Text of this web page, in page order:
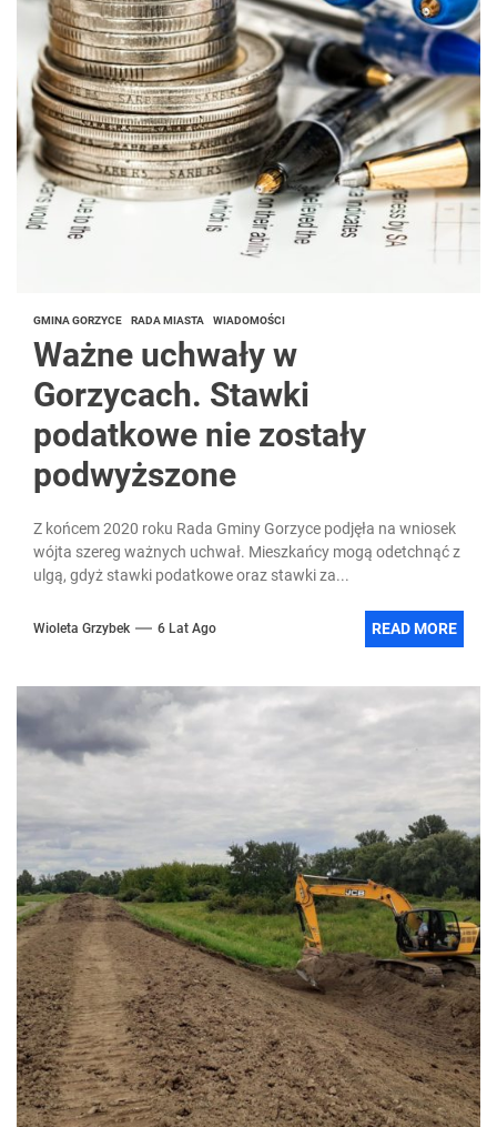
GMINA GORZYCE RADA MIASTA WIADOMOŚCI
Ważne uchwały w
Gorzycach. Stawki
podatkowe nie zostały
podwyższone
Z końcem 2020 roku Rada Gminy Gorzyce podjęła na wniosek
wójta szereg ważnych uchwał. Mieszkańcy mogą odetchnąć z
ulgą, gdyż stawki podatkowe oraz stawki za...
Wioleta Grzybek 6 Lat Ago READ MORE